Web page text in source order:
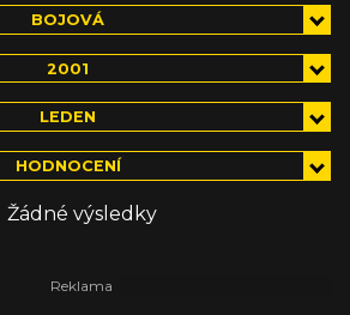
BOJOVÁ
2001
LEDEN
HODNOCENÍ
Žádné výsledky